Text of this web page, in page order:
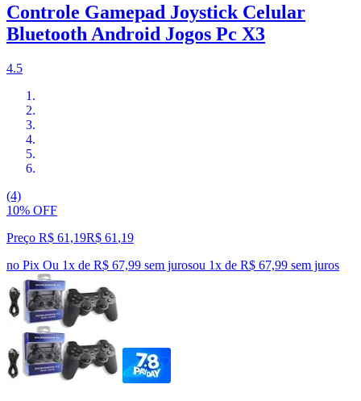
Controle Gamepad Joystick Celular
Bluetooth Android Jogos Pc X3
4.5
(4)
10% OFF
Preço R$ 61,19R$ 61 ,19
no Pix Ou 1x de R$ 67,99 sem jurosou 1x de R$ 67,99 sem juros